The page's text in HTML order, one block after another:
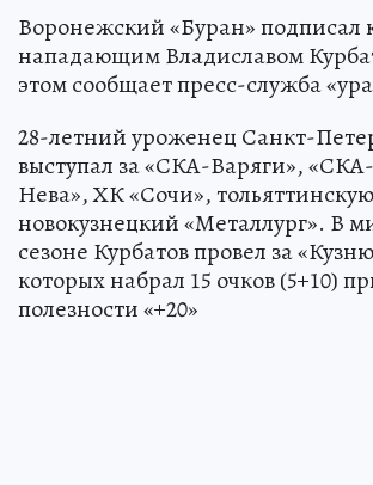
Воронежский «Буран» подписал
нападающим Владиславом
этом сообщает пресс-служба
28-летний уроженец Санкт-
выступал за «СКА-Варяги»,
Нева», ХК «Сочи»,
новокузнецкий «Металлург». В
сезоне Курбатов провел за
которых набрал 15 очков (5+10)
полезности «+20»